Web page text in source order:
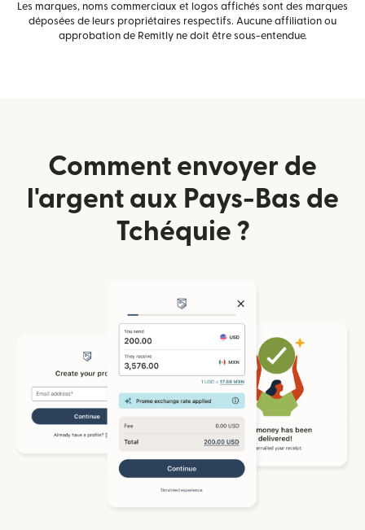
Les marques, noms commerciaux et logos affichés sont des marques
déposées de leurs propriétaires respectifs. Aucune affiliation ou
approbation de Remitly ne doit être sous-entendue.
Comment envoyer de
l'argent aux Pays-Bas de
Tchéquie ?